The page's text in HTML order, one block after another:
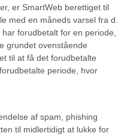
er SmartWeb berettiget til
med en måneds varsel fra d.
forudbetalt for en periode,
grundet ovenstående
til at få det forudbetalte
periode, hvor
af spam, phishing
til midlertidigt at lukke for